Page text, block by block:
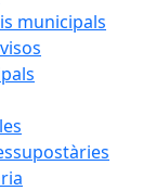
municipals